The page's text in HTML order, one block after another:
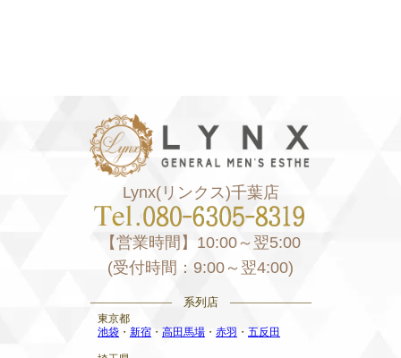
Lynx(リンクス)千葉店
【営業時間】10:00～翌5:00
(受付時間：9:00～翌4:00)
——————— 系列店 ———————
東京都
池袋 ・ 新宿 ・ 高田馬場 ・ 赤羽 ・ 五反田